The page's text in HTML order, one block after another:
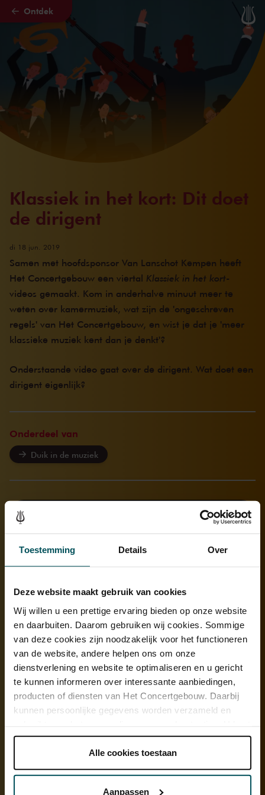
Toestemming Details Over
Deze website maakt gebruik van cookies
Wij willen u een prettige ervaring bieden op onze website
en daarbuiten. Daarom gebruiken wij cookies. Sommige
van deze cookies zijn noodzakelijk voor het functioneren
van de website, andere helpen ons om onze
dienstverlening en website te optimaliseren en u gericht
te kunnen informeren over interessante aanbiedingen,
producten of diensten van Het Concertgebouw. Daarbij
kunnen persoonlijke gegevens worden verzameld en
onder 'aanpassen' zelf welke cookies wij mogen
Lees onze cookieverklaring hier. Lees onze
Alle cookies toestaan
Aanpassen
Naar hoofdcontent
Ontdek
Klassiek in het kort: Dit doet
de dirigent
di 18 jun. 2019
Samen met hoofdsponsor Van Lanschot Kempen heeft
Het Concertgebouw een viertal Klassiek in het kort-
videos gemaakt. Kom in anderhalve minuut meer te
weten over kamermuziek, wat zijn de 'ongeschreven
regels' van Het Concertgebouw, en wist je dat je 'meer
klassieke muziek kent dan je denkt'?
Onderstaande video gaat over de dirigent. Wat doet een
dirigent eigenlijk?
Onderdeel van
Duik in de muziek
Bekijk ook eens
Klassiek in het kort: De
Concertgebouw
Duik in de muziek